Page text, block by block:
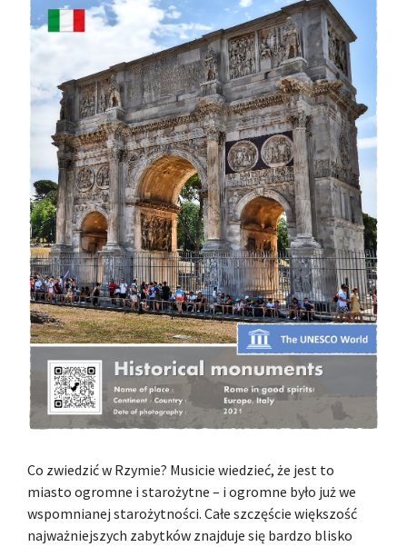
Co zwiedzić w Rzymie? Musicie wiedzieć, że jest to
miasto ogromne i starożytne – i ogromne było już we
wspomnianej starożytności. Całe szczęście większość
najważniejszych zabytków znajduje się bardzo blisko